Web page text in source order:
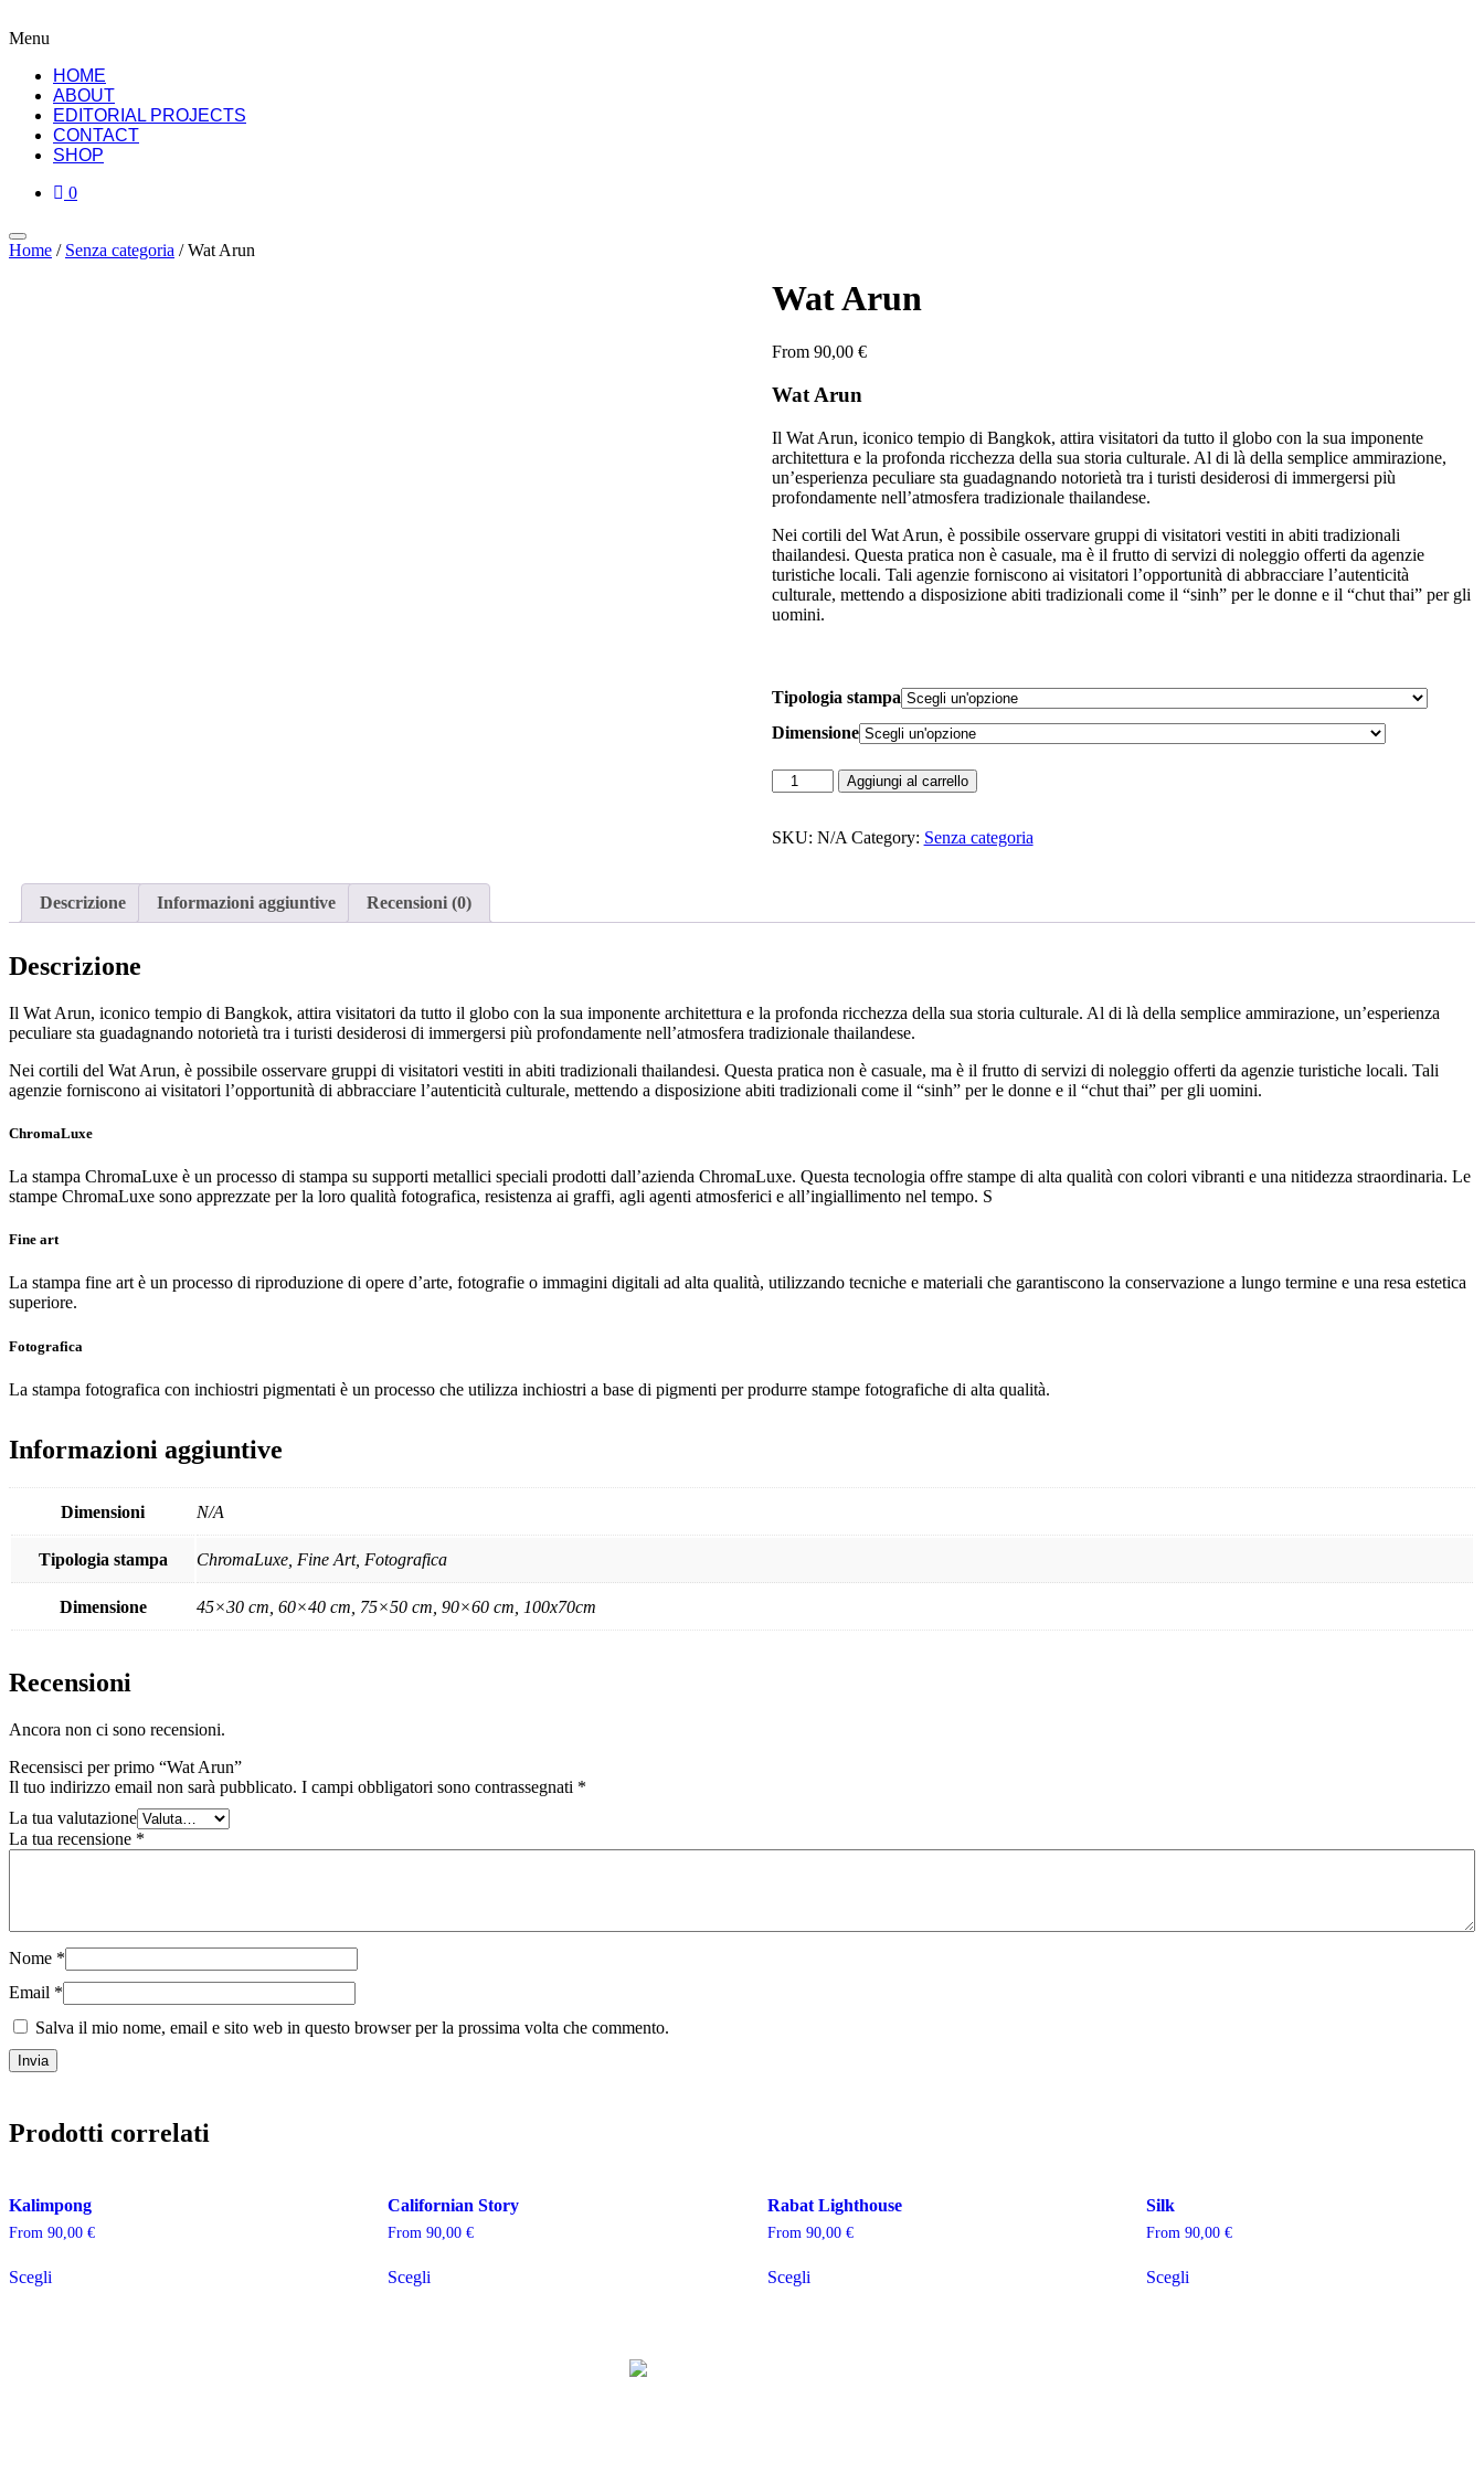
Menu
HOME
ABOUT
EDITORIAL PROJECTS
CONTACT
SHOP
0
Home / Senza categoria / Wat Arun
Wat Arun
From 90,00 €
Wat Arun
Il Wat Arun, iconico tempio di Bangkok, attira visitatori da tutto il globo con la sua imponente
architettura e la profonda ricchezza della sua storia culturale. Al di là della semplice ammirazione,
un’esperienza peculiare sta guadagnando notorietà tra i turisti desiderosi di immergersi più
profondamente nell’atmosfera tradizionale thailandese.
Nei cortili del Wat Arun, è possibile osservare gruppi di visitatori vestiti in abiti tradizionali
thailandesi. Questa pratica non è casuale, ma è il frutto di servizi di noleggio offerti da agenzie
turistiche locali. Tali agenzie forniscono ai visitatori l’opportunità di abbracciare l’autenticità
culturale, mettendo a disposizione abiti tradizionali come il “sinh” per le donne e il “chut thai” per gli
uomini.
Tipologia stampa
Dimensione
Wat
Arun
Aggiungi al carrello
SKU: N/A Category: Senza categoria
Descrizione Informazioni aggiuntive Recensioni (0)
Descrizione
Il Wat Arun, iconico tempio di Bangkok, attira visitatori da tutto il globo con la sua imponente architettura e la profonda ricchezza della sua storia culturale. Al di là della semplice ammirazione, un’esperienza
peculiare sta guadagnando notorietà tra i turisti desiderosi di immergersi più profondamente nell’atmosfera tradizionale thailandese.
Nei cortili del Wat Arun, è possibile osservare gruppi di visitatori vestiti in abiti tradizionali thailandesi. Questa pratica non è casuale, ma è il frutto di servizi di noleggio offerti da agenzie turistiche locali. Tali
agenzie forniscono ai visitatori l’opportunità di abbracciare l’autenticità culturale, mettendo a disposizione abiti tradizionali come il “sinh” per le donne e il “chut thai” per gli uomini.
ChromaLuxe
La stampa ChromaLuxe è un processo di stampa su supporti metallici speciali prodotti dall’azienda ChromaLuxe. Questa tecnologia offre stampe di alta qualità con colori vibranti e una nitidezza straordinaria. Le
stampe ChromaLuxe sono apprezzate per la loro qualità fotografica, resistenza ai graffi, agli agenti atmosferici e all’ingiallimento nel tempo. S
Fine art
La stampa fine art è un processo di riproduzione di opere d’arte, fotografie o immagini digitali ad alta qualità, utilizzando tecniche e materiali che garantiscono la conservazione a lungo termine e una resa estetica
superiore.
Fotografica
La stampa fotografica con inchiostri pigmentati è un processo che utilizza inchiostri a base di pigmenti per produrre stampe fotografiche di alta qualità.
Informazioni aggiuntive
Dimensioni N/A
Tipologia stampa ChromaLuxe, Fine Art, Fotografica
Dimensione 45×30 cm, 60×40 cm, 75×50 cm, 90×60 cm, 100x70cm
Recensioni
Ancora non ci sono recensioni.
Recensisci per primo “Wat Arun”
Il tuo indirizzo email non sarà pubblicato. I campi obbligatori sono contrassegnati *
La tua valutazione
La tua recensione *
Nome *
Email *
Salva il mio nome, email e sito web in questo browser per la prossima volta che commento.
Prodotti correlati
Kalimpong
From 90,00 €
Scegli
Californian Story
From90,00€
Scegli
Rabat Lighthouse
From 90,00 €
Scegli
Silk
From 90,00 €
Scegli